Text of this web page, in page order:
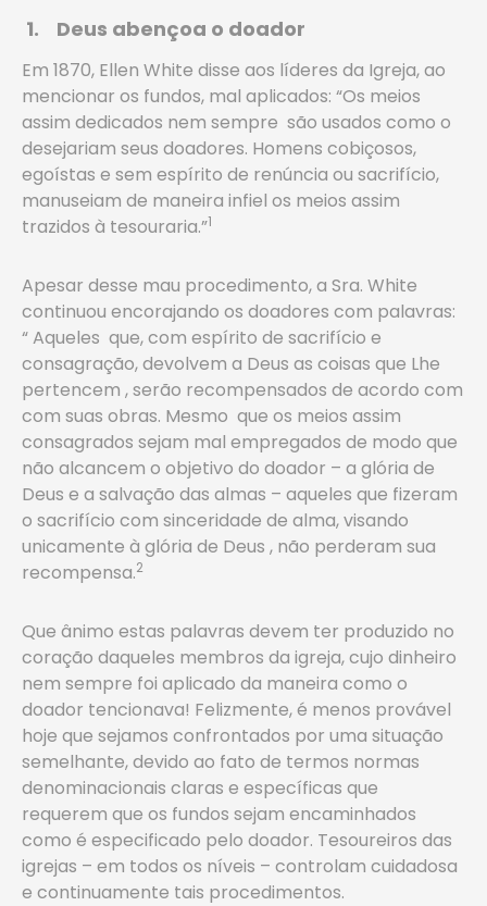
1. Deus abençoa o doador
Em 1870, Ellen White disse aos líderes da Igreja, ao
mencionar os fundos, mal aplicados: “Os meios
assim dedicados nem sempre são usados como o
desejariam seus doadores. Homens cobiçosos,
egoístas e sem espírito de renúncia ou sacrifício,
manuseiam de maneira infiel os meios assim
trazidos à tesouraria.”1
Apesar desse mau procedimento, a Sra. White
continuou encorajando os doadores com palavras:
“ Aqueles que, com espírito de sacrifício e
consagração, devolvem a Deus as coisas que Lhe
pertencem , serão recompensados de acordo com
com suas obras. Mesmo que os meios assim
consagrados sejam mal empregados de modo que
não alcancem o objetivo do doador – a glória de
Deus e a salvação das almas – aqueles que fizeram
o sacrifício com sinceridade de alma, visando
unicamente à glória de Deus , não perderam sua
recompensa.2
Que ânimo estas palavras devem ter produzido no
coração daqueles membros da igreja, cujo dinheiro
nem sempre foi aplicado da maneira como o
doador tencionava! Felizmente, é menos provável
hoje que sejamos confrontados por uma situação
semelhante, devido ao fato de termos normas
denominacionais claras e específicas que
requerem que os fundos sejam encaminhados
como é especificado pelo doador. Tesoureiros das
igrejas – em todos os níveis – controlam cuidadosa
e continuamente tais procedimentos.